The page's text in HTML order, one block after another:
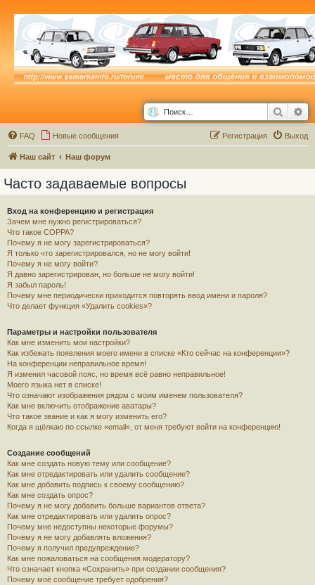
Поиск
FAQ Новые сообщения Выход
Регистрация
Наш сайт Наш форум
Часто задаваемые вопросы
Вход на конференцию и регистрация
Зачем мне нужно регистрироваться?
Что такое COPPA?
Почему я не могу зарегистрироваться?
Я только что зарегистрировался, но не могу войти!
Почему я не могу войти?
Я давно зарегистрирован, но больше не могу войти!
Я забыл пароль!
Почему мне периодически приходится повторять ввод имени и пароля?
Что делает функция «Удалить cookies»?
Параметры и настройки пользователя
Как мне изменить мои настройки?
Как избежать появления моего имени в списке «Кто сейчас на конференции»?
На конференции неправильное время!
Я изменил часовой пояс, но время всё равно неправильное!
Моего языка нет в списке!
Что означают изображения рядом с моим именем пользователя?
Как мне включить отображение аватары?
Что такое звание и как я могу изменить его?
Когда я щёлкаю по ссылке «email», от меня требуют войти на конференцию!
Создание сообщений
Как мне создать новую тему или сообщение?
Как мне отредактировать или удалить сообщение?
Как мне добавить подпись к своему сообщению?
Как мне создать опрос?
Почему я не могу добавить больше вариантов ответа?
Как мне отредактировать или удалить опрос?
Почему мне недоступны некоторые форумы?
Почему я не могу добавлять вложения?
Почему я получил предупреждение?
Как мне пожаловаться на сообщения модератору?
Что означает кнопка «Сохранить» при создании сообщения?
Почему моё сообщение требует одобрения?